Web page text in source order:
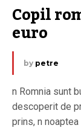
Copil
euro
by petre
n Romnia sunt
descoperit de
prins, n